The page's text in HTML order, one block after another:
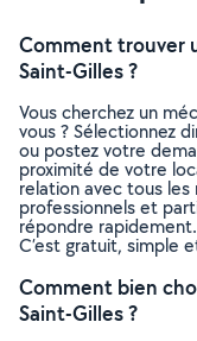
Comment trouver
Saint-Gilles ?
Vous cherchez un
vous ? Sélectionnez
ou postez votre
proximité de votre
relation avec tous
professionnels et
répondre rapidement.
C’est gratuit, simple
Comment bien
Saint-Gilles ?